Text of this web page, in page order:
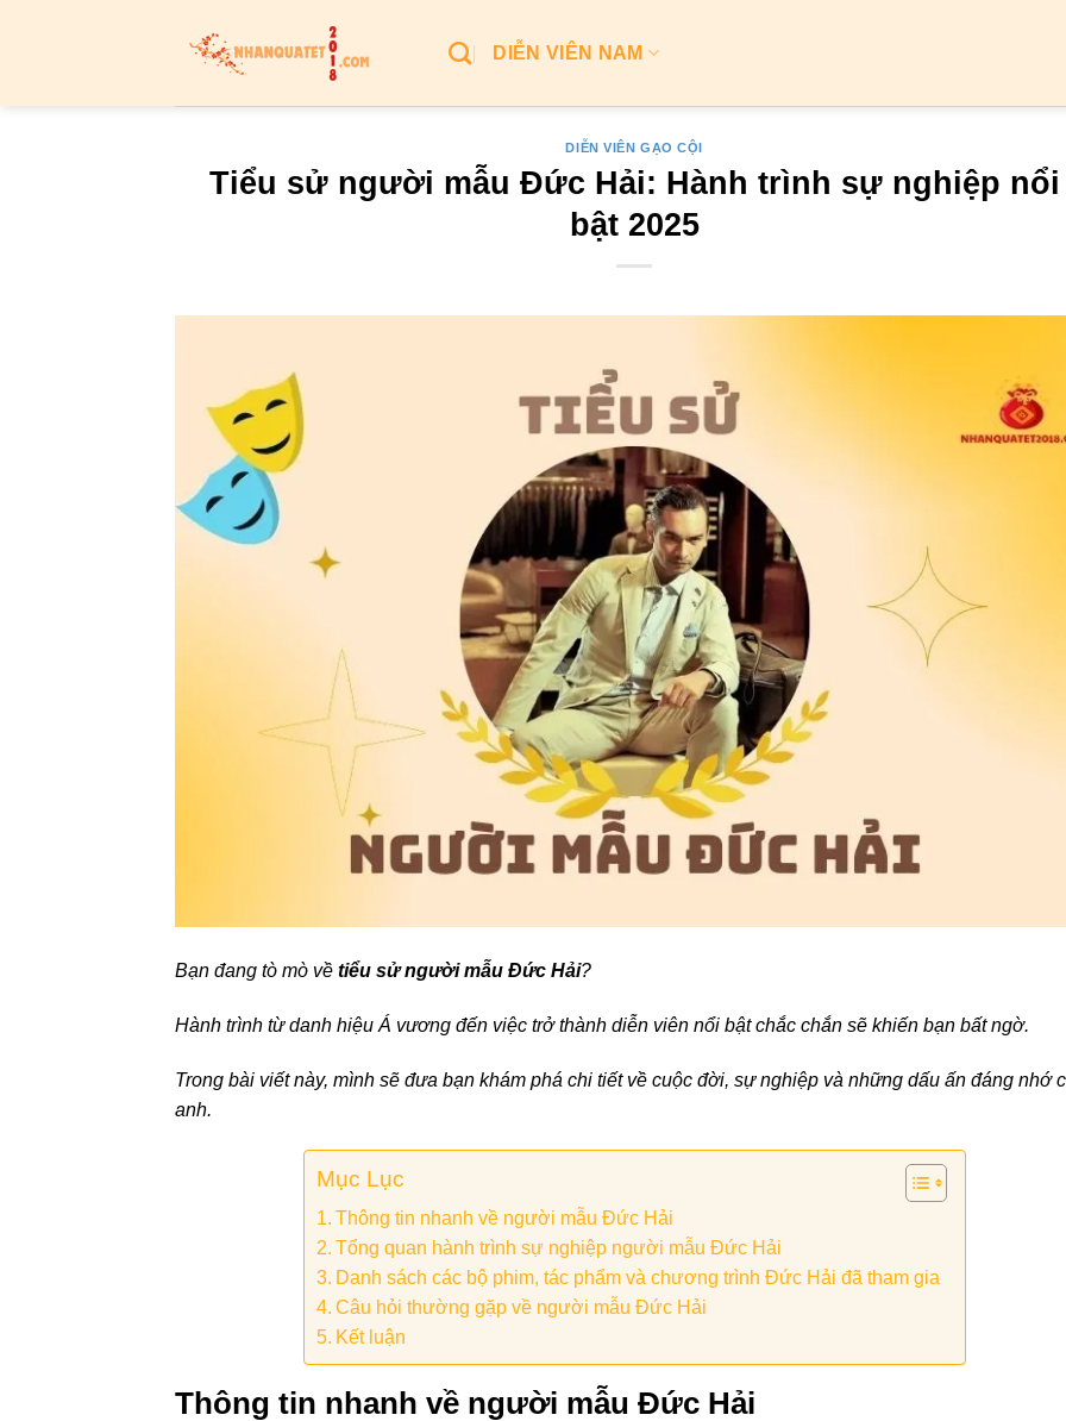
dung
DIỄN VIÊN NAM
DIỄN VIÊN GẠO CỘI
Tiểu sử người mẫu Đức Hải: Hành trình sự nghiệp nổi
bật 2025
Bạn đang tò mò về tiểu sử người mẫu Đức Hải?
Hành trình từ danh hiệu Á vương đến việc trở thành diễn viên nổi bật chắc chắn sẽ khiến bạn bất ngờ.
Trong bài viết này, mình sẽ đưa bạn khám phá chi tiết về cuộc đời, sự nghiệp và những dấu ấn đáng nhớ
anh.
Mục Lục
Thông tin nhanh về người mẫu Đức Hải
Tổng quan hành trình sự nghiệp người mẫu Đức Hải
Danh sách các bộ phim, tác phẩm và chương trình Đức Hải đã tham gia
Câu hỏi thường gặp về người mẫu Đức Hải
Kết luận
Thông tin nhanh về người mẫu Đức Hải